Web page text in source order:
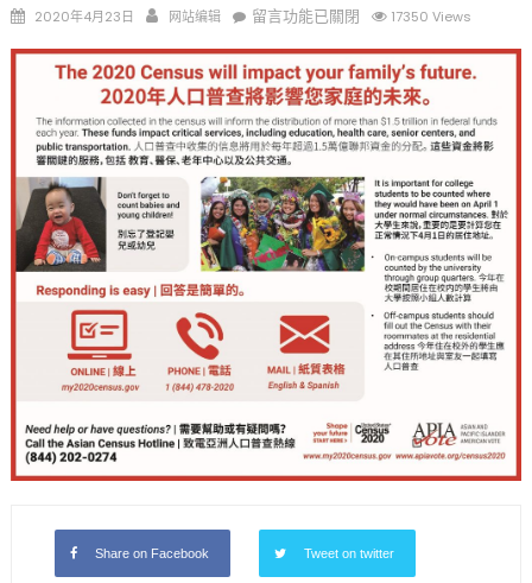
Posted
2020年4月23日 Author
网站编辑
在
年
人
口
普
查
将
影
响
来〉
中
留言功能已關閉 17350 Views
Share on Facebook Tweet on twitter